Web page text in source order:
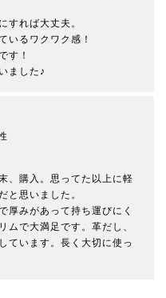
すれば大丈夫。
いるワクワク感！
す！
、購入。思ってた以上に軽
と思いました。
厚みがあって持ち運びにく
ムで大満足です。革だし、
ています。長く大切に使っ